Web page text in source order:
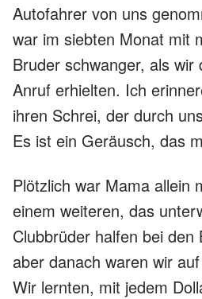
Autofahrer von uns
war im siebten Monat mit
Bruder schwanger, als
Anruf erhielten. Ich
ihren Schrei, der durch
Es ist ein Geräusch, das
Plötzlich war Mama allein
einem weiteren, das
Clubbrüder halfen bei den
aber danach waren wir
Wir lernten, mit jedem